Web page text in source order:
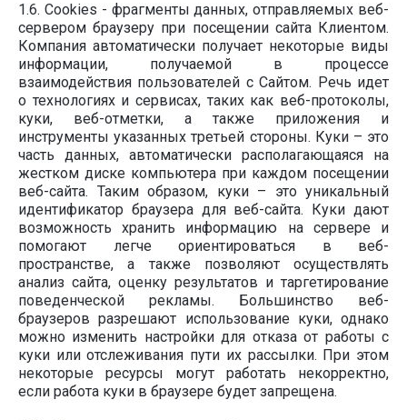
1.6. Cookies - фрагменты данных, отправляемых веб-
сервером браузеру при посещении сайта Клиентом.
Компания автоматически получает некоторые виды
информации, получаемой в процессе
взаимодействия пользователей с Cайтом. Речь идет
о технологиях и сервисах, таких как веб-протоколы,
куки, веб-отметки, а также приложения и
инструменты указанных третьей стороны. Куки – это
часть данных, автоматически располагающаяся на
жестком диске компьютера при каждом посещении
веб-сайта. Таким образом, куки – это уникальный
идентификатор браузера для веб-сайта. Куки дают
возможность хранить информацию на сервере и
помогают легче ориентироваться в веб-
пространстве, а также позволяют осуществлять
анализ сайта, оценку результатов и таргетирование
поведенческой рекламы. Большинство веб-
браузеров разрешают использование куки, однако
можно изменить настройки для отказа от работы с
куки или отслеживания пути их рассылки. При этом
некоторые ресурсы могут работать некорректно,
если работа куки в браузере будет запрещена.